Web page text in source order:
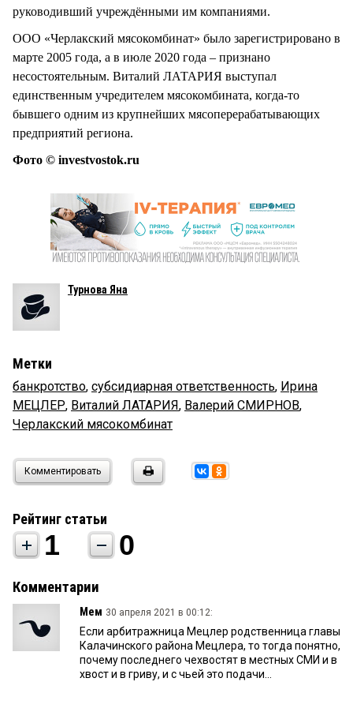
руководивший учреждёнными им компаниями.
ООО «Черлакский мясокомбинат» было зарегистрировано в
марте 2005 года, а в июле 2020 года – признано
несостоятельным. Виталий ЛАТАРИЯ выступал
единственным учредителем мясокомбината, когда-то
бывшего одним из крупнейших мясоперерабатывающих
предприятий региона.
Фото © investvostok.ru
Турнова Яна
Метки
банкротство, субсидиарная ответственность, Ирина
МЕЦЛЕР, Виталий ЛАТАРИЯ, Валерий СМИРНОВ,
Черлакский мясокомбинат
Комментировать
Рейтинг статьи
1 0
Комментарии
Мем 30 апреля 2021 в 00:12:
Если арбитражница Мецлер родственница главы
Калачинского района Мецлера, то тогда понятно,
почему последнего чехвостят в местных СМИ и в
хвост и в гриву, и с чьей это подачи...